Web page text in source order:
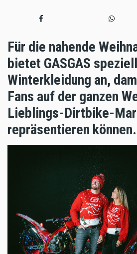
Für die nahende
bietet GASGAS
Winterkleidung an,
Fans auf der ganzen
Lieblings-Dirtbike-
repräsentieren können.